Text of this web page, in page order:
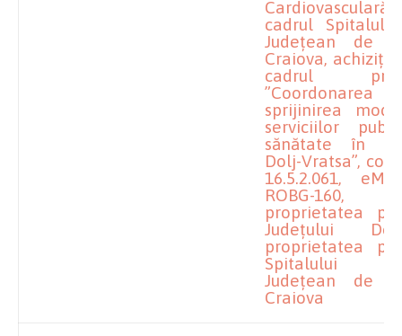
cadrul
Județean de
Craiova,
cadrul
sprijinirea
serviciilor
sănătate în
Dolj-Vratsa”, cod
16.5.2.061,
ROBG-
proprietatea
Județului
proprietatea
Spitalului
Județean de
Craiova